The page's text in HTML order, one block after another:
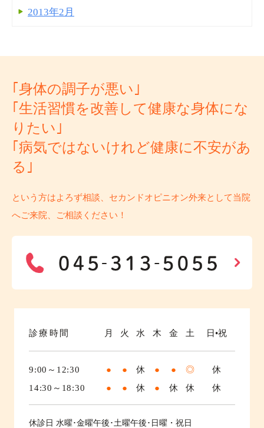
2013年2月
｢身体の調子が悪い｣
｢生活習慣を改善して健康な身体にな
りたい｣
｢病気ではないけれど健康に不安があ
る｣
という方はよろず相談、セカンドオピニオン外来として当院
へご来院、ご相談ください！
診療時間 月 火 水 木 金 土 日•祝
9:00～12:30 ● ● 休 ● ● ◎
休
14:30～18:30
● ● 休 ● 休 休 休
休診日 水曜･金曜午後･土曜午後･日曜・祝日